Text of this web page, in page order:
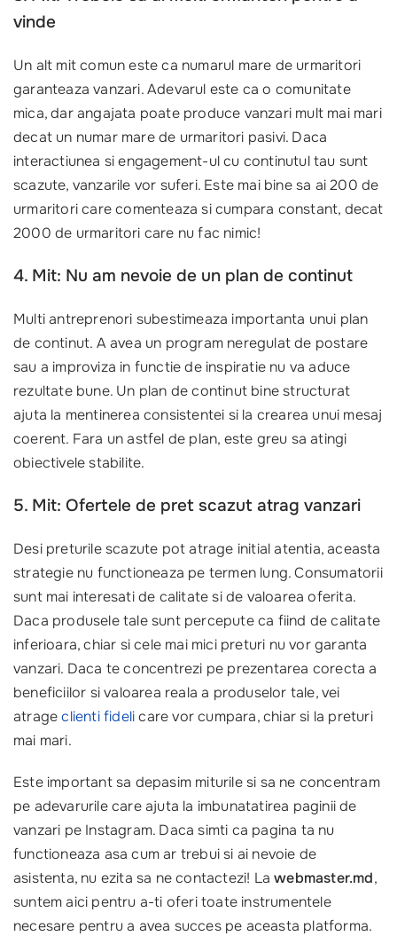
vinde
Un alt mit comun este ca numarul mare de urmaritori
garanteaza vanzari. Adevarul este ca o comunitate
mica, dar angajata poate produce vanzari mult mai mari
decat un numar mare de urmaritori pasivi. Daca
interactiunea si engagement-ul cu continutul tau sunt
scazute, vanzarile vor suferi. Este mai bine sa ai 200 de
urmaritori care comenteaza si cumpara constant, decat
2000 de urmaritori care nu fac nimic!
4. Mit: Nu am nevoie de un plan de continut
Multi antreprenori subestimeaza importanta unui plan
de continut. A avea un program neregulat de postare
sau a improviza in functie de inspiratie nu va aduce
rezultate bune. Un plan de continut bine structurat
ajuta la mentinerea consistentei si la crearea unui mesaj
coerent. Fara un astfel de plan, este greu sa atingi
obiectivele stabilite.
5. Mit: Ofertele de pret scazut atrag vanzari
Desi preturile scazute pot atrage initial atentia, aceasta
strategie nu functioneaza pe termen lung. Consumatorii
sunt mai interesati de calitate si de valoarea oferita.
Daca produsele tale sunt percepute ca fiind de calitate
inferioara, chiar si cele mai mici preturi nu vor garanta
vanzari. Daca te concentrezi pe prezentarea corecta a
beneficiilor si valoarea reala a produselor tale, vei
atrageclienti fidelicare vor cumpara, chiar si la preturi
mai mari.
Este important sa depasim miturile si sa ne concentram
pe adevarurile care ajuta la imbunatatirea paginii de
vanzari pe Instagram. Daca simti ca pagina ta nu
functioneaza asa cum ar trebui si ai nevoie de
asistenta, nu ezita sa ne contactezi! Lawebmaster.md,
suntem aici pentru a-ti oferi toate instrumentele
necesare pentru a avea succes pe aceasta platforma.